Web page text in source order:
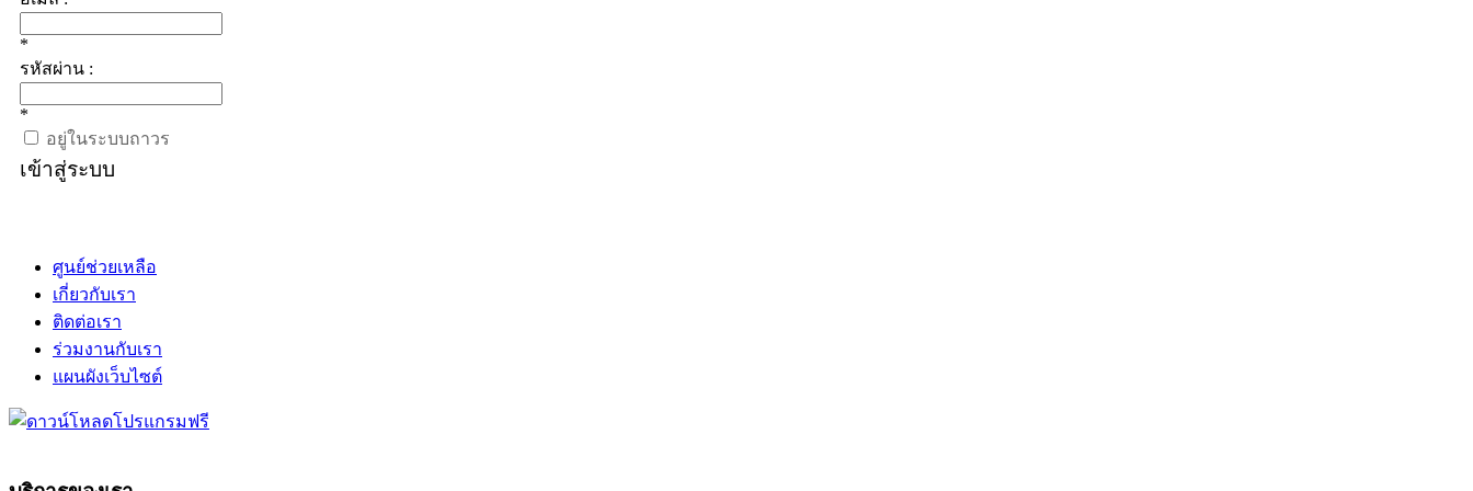
*
รหัสผ่าน :
*
อยู่ในระบบถาวร
เข้าสู่ระบบ
ศูนย์ช่วยเหลือ
เกี่ยวกับเรา
ติดต่อเรา
ร่วมงานกับเรา
แผนผังเว็บไซต์